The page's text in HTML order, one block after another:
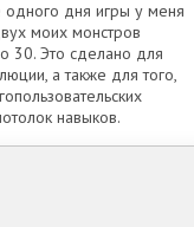
одного дня игры у меня
моих монстров
30. Это сделано для
а также для того,
навыков.